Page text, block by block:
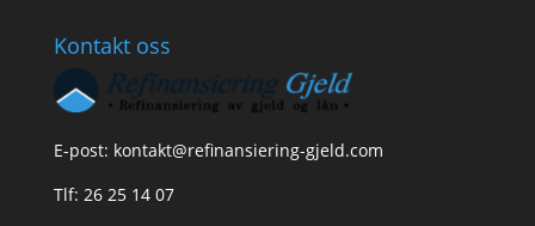
Kontakt oss
E-post: kontakt@refinansiering-gjeld.com
Tlf: 26 25 14 07